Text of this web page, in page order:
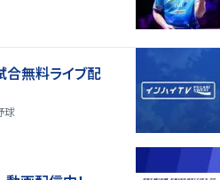
無料ライブ配
球